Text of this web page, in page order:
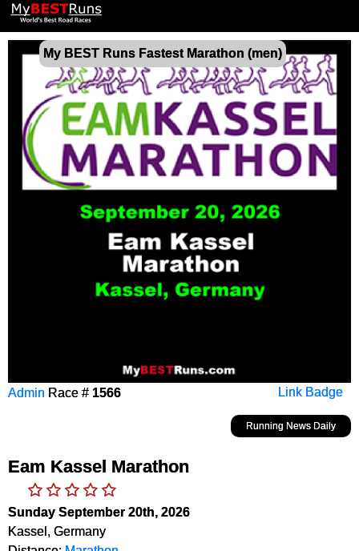
My BEST Runs Fastest Marathon (men)
Link Badge
Admin Race # 1566
Running News Daily
Eam Kassel Marathon
Sunday September 20th, 2026
Kassel, Germany